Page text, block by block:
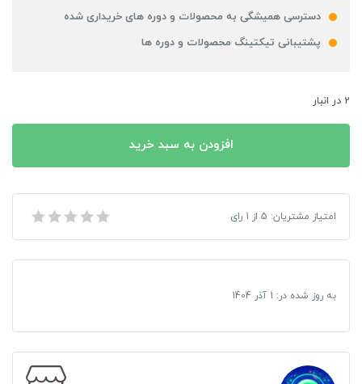
دسترسی همیشگی به محصولات و دوره های خریداری شده
پشتیبانی تیکتینگ محصولات و دوره ها
2 در انبار
افزودن به سبد خرید
پیکسل طرح God fo War
امتیاز مشتریان: 5 از 1 رای
به روز شده در: 1 آذر 1404